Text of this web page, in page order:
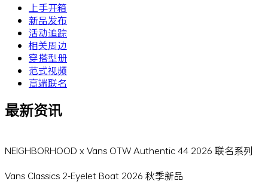
上手开箱
新品发布
活动追踪
相关周边
穿搭型册
范式视频
高端联名
最新资讯
NEIGHBORHOOD x Vans OTW Authentic 44 2026 联名系列
Vans Classics 2-Eyelet Boat 2026 秋季新品